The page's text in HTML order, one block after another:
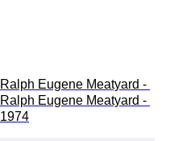
Ralph Eugene Meatyard -
Ralph Eugene Meatyard -
1974